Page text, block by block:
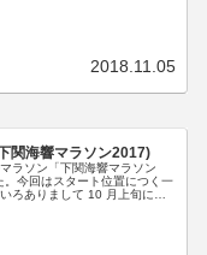
2018.11.05
関海響マラソン2017)
ラソン「下関海響マラソン
今回はスタート位置につく一
ろありまして 10 月上旬にあ